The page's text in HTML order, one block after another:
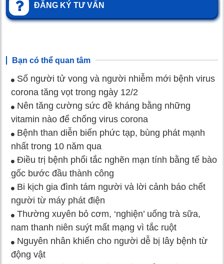
ĐĂNG KÝ TƯ VẤN
Bạn có thể quan tâm
Số người tử vong và người nhiễm mới bệnh virus
corona tăng vọt trong ngày 12/2
Nên tăng cường sức đề kháng bằng những
vitamin nào để chống virus corona
Bệnh than diễn biến phức tạp, bùng phát mạnh
nhất trong 10 năm qua
Điều trị bệnh phổi tắc nghẽn mạn tính bằng tế bào
gốc bước đầu thành công
Bi kịch gia đình tám người và lời cảnh báo chết
người từ máy phát điện
Thường xuyên bỏ cơm, ‘nghiện’ uống trà sữa,
nam thanh niên suýt mất mạng vì tắc ruột
Nguyên nhân khiến cho người dễ bị lây bệnh từ
động vật